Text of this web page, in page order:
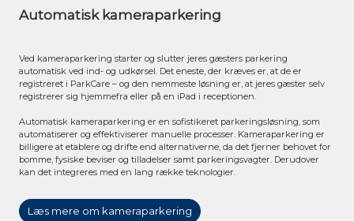
Automatisk kameraparkering
Ved kameraparkering starter og slutter jeres gæsters parkering
automatisk ved ind- og udkørsel. Det eneste, der kræves er, at de er
registreret i ParkCare – og den nemmeste løsning er, at jeres gæster selv
registrerer sig hjemmefra eller på en iPad i receptionen.
Automatisk kameraparkering er en sofistikeret parkeringsløsning, som
automatiserer og effektiviserer manuelle processer. Kameraparkering er
billigere at etablere og drifte end alternativerne, da det fjerner behovet for
bomme, fysiske beviser og tilladelser samt parkeringsvagter. Derudover
kan det integreres med en lang række teknologier.
Læs mere om kameraparkering